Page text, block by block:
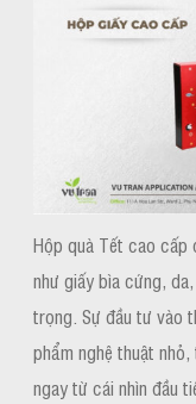
Hộp quà Tết cao
như giấy bìa cứng,
trọng. Sự đầu tư vào
phẩm nghệ thuật
ngay từ cái nhìn đầu